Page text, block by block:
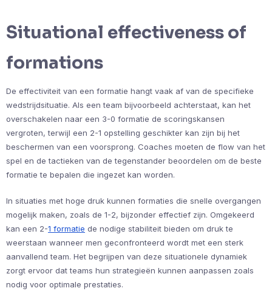
Situational effectiveness of
formations
De effectiviteit van een formatie hangt vaak af van de specifieke
wedstrijdsituatie. Als een team bijvoorbeeld achterstaat, kan het
overschakelen naar een 3-0 formatie de scoringskansen
vergroten, terwijl een 2-1 opstelling geschikter kan zijn bij het
beschermen van een voorsprong. Coaches moeten de flow van het
spel en de tactieken van de tegenstander beoordelen om de beste
formatie te bepalen die ingezet kan worden.
In situaties met hoge druk kunnen formaties die snelle overgangen
mogelijk maken, zoals de 1-2, bijzonder effectief zijn. Omgekeerd
kan een 2-1 formatie de nodige stabiliteit bieden om druk te
weerstaan wanneer men geconfronteerd wordt met een sterk
aanvallend team. Het begrijpen van deze situationele dynamiek
zorgt ervoor dat teams hun strategieën kunnen aanpassen zoals
nodig voor optimale prestaties.